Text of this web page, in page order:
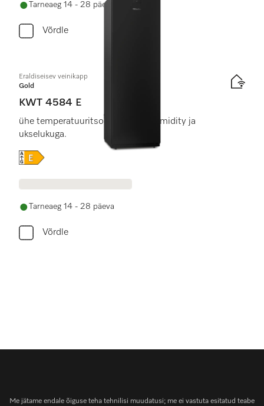
Tarneaeg 14 - 28 päeva
Võrdle
Eraldiseisev veinikapp
Gold
KWT 4584 E
ühe temperatuuritsooni, ActiveHumidity ja
ukselukuga.
Online Label Flag, Energiamärgis
Tarneaeg 14 - 28 päeva
Võrdle
Me jätame endale õiguse teha tehnilisi muudatusi; me ei vastuta esitatud teabe